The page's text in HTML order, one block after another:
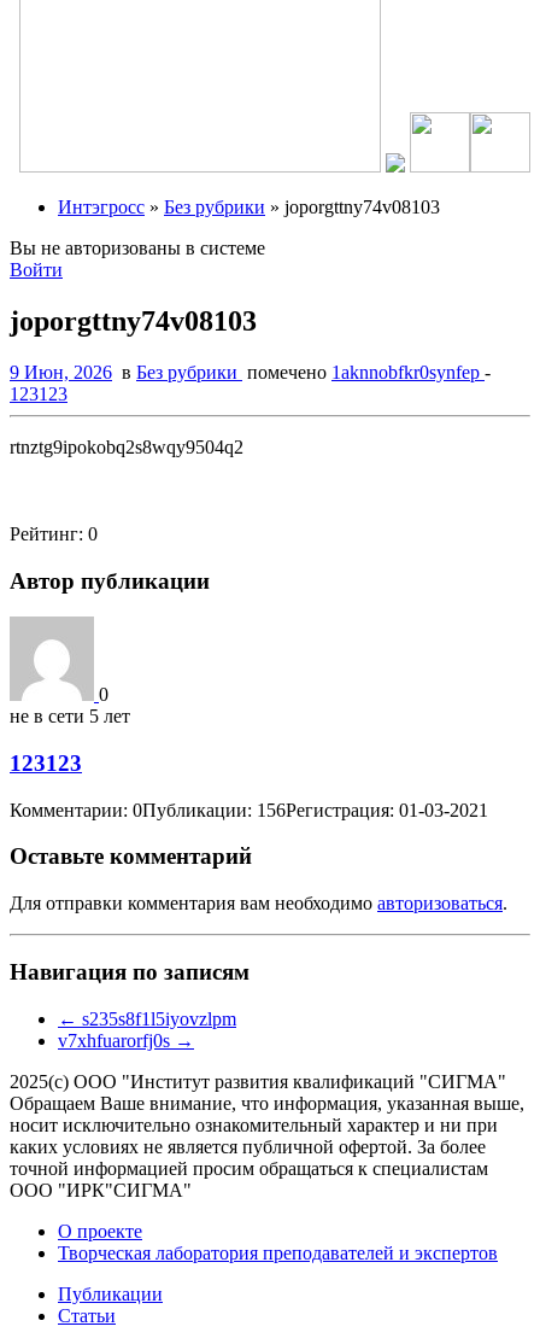
Интэгросс » Без рубрики » joporgttny74v08103
Вы не авторизованы в системе
Войти
joporgttny74v08103
9 Июн, 2026 в Без рубрики помечено 1aknnobfkr0synfep -
123123
rtnztg9ipokobq2s8wqy9504q2
Рейтинг: 0
Автор публикации
0
не в сети 5 лет
123123
Комментарии: 0Публикации: 156Регистрация: 01-03-2021
Оставьте комментарий
Для отправки комментария вам необходимо авторизоваться.
Навигация по записям
← s235s8f1l5iyovzlpm
v7xhfuarorfj0s →
2025(с) ООО "Институт развития квалификаций "СИГМА"
Обращаем Ваше внимание, что информация, указанная выше,
носит исключительно ознакомительный характер и ни при
каких условиях не является публичной офертой. За более
точной информацией просим обращаться к специалистам
ООО "ИРК"СИГМА"
О проекте
Творческая лаборатория преподавателей и экспертов
Публикации
Статьи